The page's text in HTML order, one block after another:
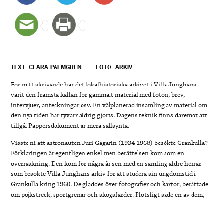
TEXT: CLARA PALMGREN FOTO: ARKIV
För mitt skrivande har det lokalhistoriska arkivet i Villa Junghans
varit den främsta källan för gammalt material med foton, brev,
intervjuer, anteckningar osv. En välplanerad insamling av material om
den nya tiden har tyvärr aldrig gjorts. Dagens teknik finns däremot att
tillgå. Pappersdokument är mera sällsynta.
Visste ni att astronauten Juri Gagarin (1934-1968) besökte Grankulla?
Förklaringen är egentligen enkel men berättelsen kom som en
överraskning. Den kom för några år sen med en samling äldre herrar
som besökte Villa Junghans arkiv för att studera sin ungdomstid i
Grankulla kring 1960. De gladdes över fotografier och kartor, berättade
om pojkstreck, sportgrenar och skogsfärder. Plötsligt sade en av dem,